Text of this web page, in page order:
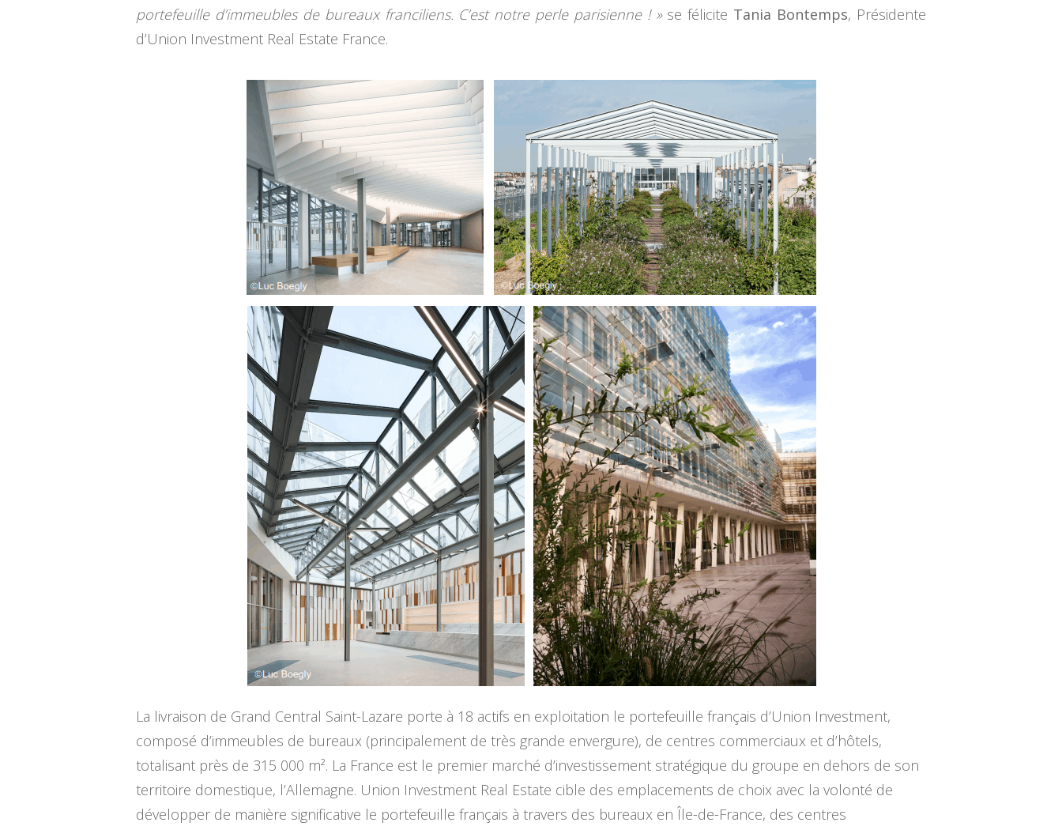
portefeuille d’immeubles de bureaux franciliens. C’est notre perle parisienne ! »se félicite Tania Bontemps, Présidente
d’Union Investment Real Estate France.
La livraison de Grand Central Saint-Lazare porte à 18 actifs en exploitation le portefeuille français d’Union Investment,
composé d’immeubles de bureaux (principalement de très grande envergure), de centres commerciaux et d’hôtels,
totalisant près de 315 000 m². La France est le premier marché d’investissement stratégique du groupe en dehors de son
territoire domestique, l’Allemagne. Union Investment Real Estate cible des emplacements de choix avec la volonté de
développer de manière significative le portefeuille français à travers des bureaux en Île-de-France, des centres